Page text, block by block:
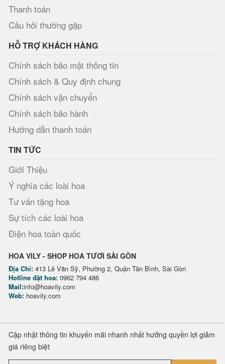
Thanh toán
Câu hỏi thường gặp
HỖ TRỢ KHÁCH HÀNG
Chính sách bảo mật thông tin
Chính sách & Quy định chung
Chính sách vận chuyển
Chính sách bảo hành
Hướng dẫn thanh toán
TIN TỨC
Giới Thiệu
Ý nghĩa các loài hoa
Tư vấn tặng hoa
Sự tích các loài hoa
Điện hoa toàn quốc
HOA VILY - SHOP HOA TƯƠI SÀI GÒN
Địa Chỉ: 413 Lê Văn Sỹ, Phường 2, Quận Tân Bình, Sài Gòn
Hotline đặt hoa: 0962 794 486
Mail:info@hoavily.com
Web: hoavily.com
Cập nhật thông tin khuyến mãi nhanh nhất hưởng quyền lợi giảm
giá riêng biệt